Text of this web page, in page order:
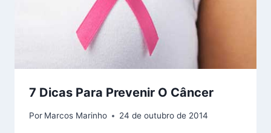
7 Dicas Para Prevenir O Câncer
Por Marcos Marinho 24 de outubro de 2014